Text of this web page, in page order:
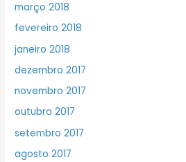
março 2018
fevereiro 2018
janeiro 2018
dezembro 2017
novembro 2017
outubro 2017
setembro 2017
agosto 2017